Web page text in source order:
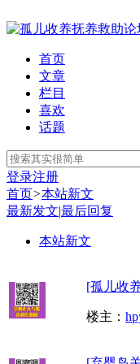
首页
文章
栏目
喜欢
话题
登录注册
首页>本站新文
最新发文|最后回复
本站新文
[孤儿收
楼主：